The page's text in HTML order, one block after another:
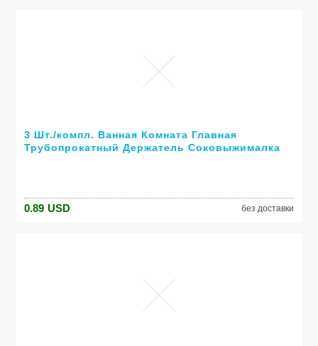
3 Шт./компл. Ванная Комната Главная
Трубопрокатный Держатель Соковыжималка
0.89 USD без доставки